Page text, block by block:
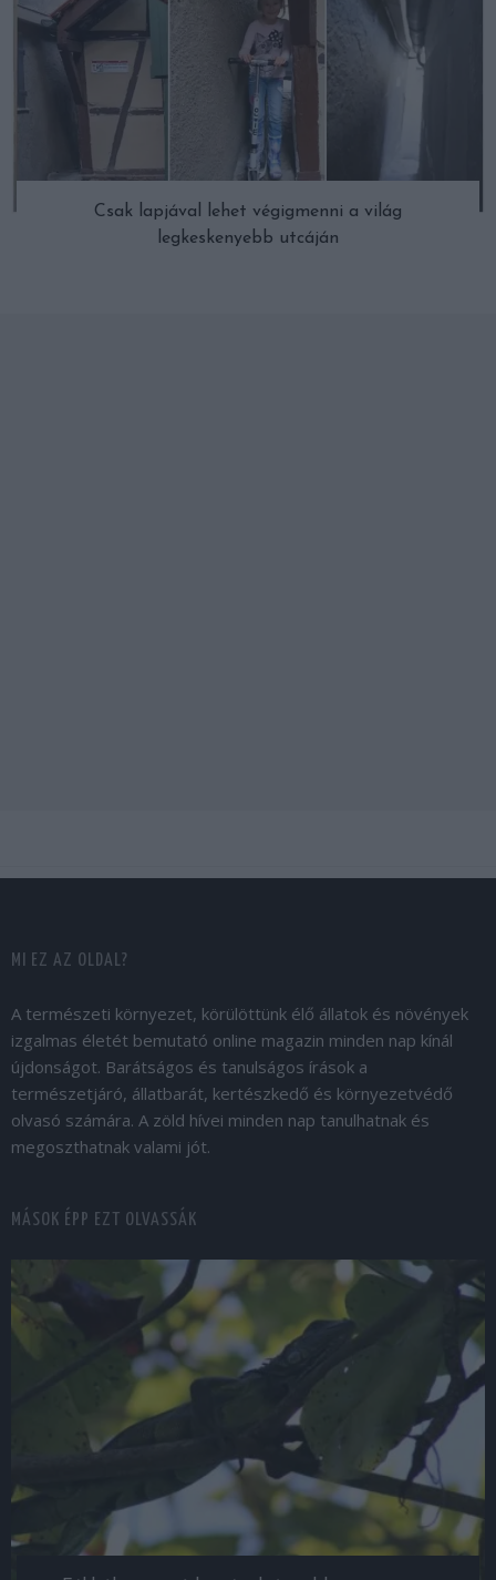
Csak lapjával lehet végigmenni a világ
legkeskenyebb utcáján
MI EZ AZ OLDAL?
A természeti környezet, körülöttünk élő állatok és növények
izgalmas életét bemutató online magazin minden nap kínál
újdonságot. Barátságos és tanulságos írások a
természetjáró, állatbarát, kertészkedő és környezetvédő
olvasó számára. A zöld hívei minden nap tanulhatnak és
megoszthatnak valami jót.
MÁSOK ÉPP EZT OLVASSÁK